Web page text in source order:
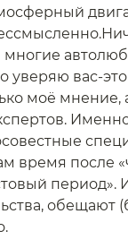
многие
уверяю вас-
моё мнение,
время после
период».
обещают